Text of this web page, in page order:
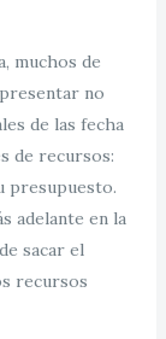
muchos de
no
de las fecha
de recursos:
presupuesto.
adelante en la
sacar el
recursos